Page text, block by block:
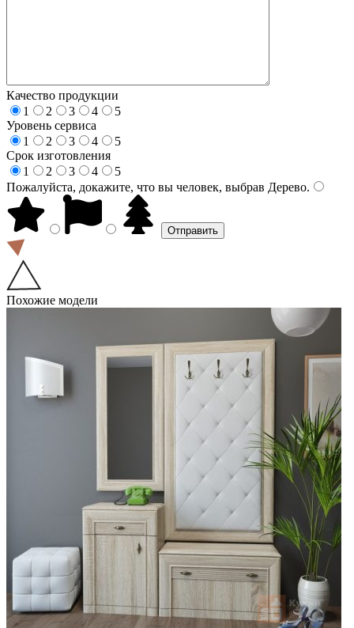
Качество продукции
1
2 3 4
5
Уровень сервиса
1
2 3 4
5
Срок изготовления
1
2 3 4
5
Пожалуйста, докажите, что вы человек, выбрав Дерево.
Похожие модели